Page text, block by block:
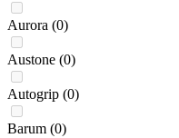
Aurora (0)
Austone (0)
Autogrip (0)
Barum (0)